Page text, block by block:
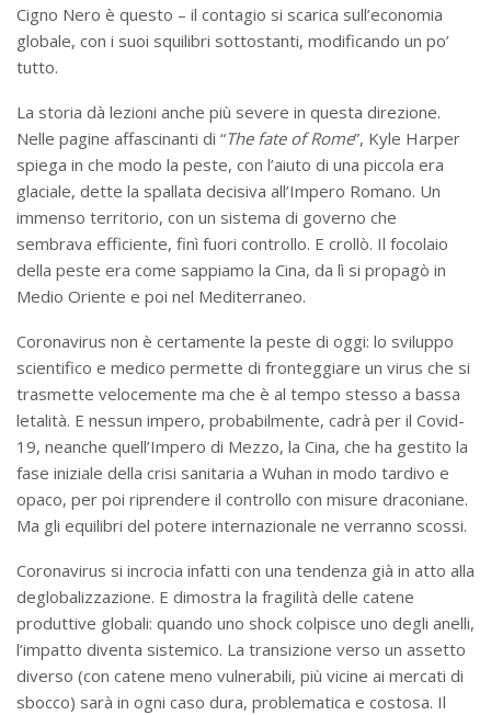
Cigno Nero è questo – il contagio si scarica sull’economia
globale, con i suoi squilibri sottostanti, modificando un po’
tutto.
La storia dà lezioni anche più severe in questa direzione.
Nelle pagine affascinanti di “The fate of Rome”, Kyle Harper
spiega in che modo la peste, con l’aiuto di una piccola era
glaciale, dette la spallata decisiva all’Impero Romano. Un
immenso territorio, con un sistema di governo che
sembrava efficiente, finì fuori controllo. E crollò. Il focolaio
della peste era come sappiamo la Cina, da lì si propagò in
Medio Oriente e poi nel Mediterraneo.
Coronavirus non è certamente la peste di oggi: lo sviluppo
scientifico e medico permette di fronteggiare un virus che si
trasmette velocemente ma che è al tempo stesso a bassa
letalità. E nessun impero, probabilmente, cadrà per il Covid-
19, neanche quell’Impero di Mezzo, la Cina, che ha gestito la
fase iniziale della crisi sanitaria a Wuhan in modo tardivo e
opaco, per poi riprendere il controllo con misure draconiane.
Ma gli equilibri del potere internazionale ne verranno scossi.
Coronavirus si incrocia infatti con una tendenza già in atto alla
deglobalizzazione. E dimostra la fragilità delle catene
produttive globali: quando uno shock colpisce uno degli anelli,
l’impatto diventa sistemico. La transizione verso un assetto
diverso (con catene meno vulnerabili, più vicine ai mercati di
sbocco) sarà in ogni caso dura, problematica e costosa. Il